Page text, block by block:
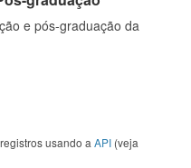
e pós-graduação da
usando a API (veja